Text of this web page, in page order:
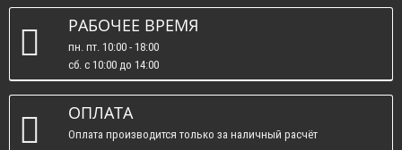
РАБОЧЕЕ ВРЕМЯ
пн. пт. 10:00 - 18:00
сб. c 10:00 до 14:00
вс. : выходные.
ОПЛАТА
Оплата производится только за наличный расчёт